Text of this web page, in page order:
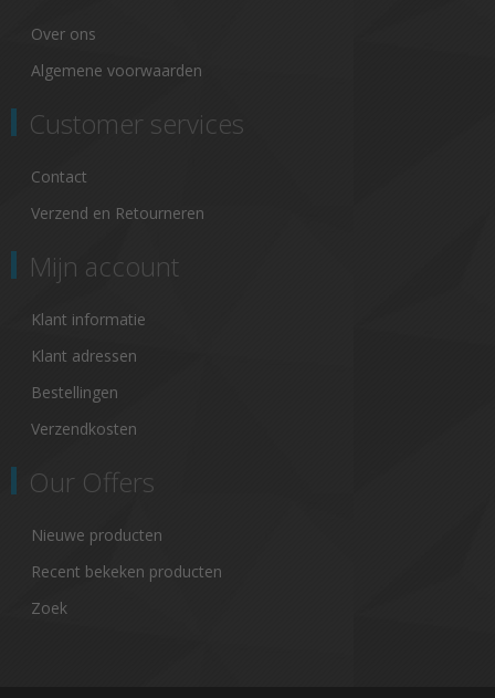
Over ons
Algemene voorwaarden
Customer services
Contact
Verzend en Retourneren
Mijn account
Klant informatie
Klant adressen
Bestellingen
Verzendkosten
Our Offers
Nieuwe producten
Recent bekeken producten
Zoek